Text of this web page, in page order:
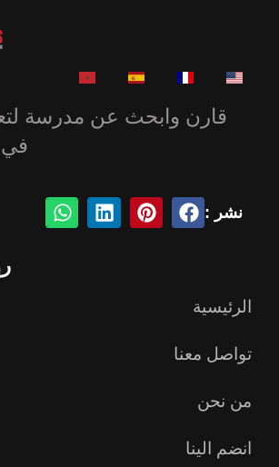
قارن وابحث عن مدرسة
في
نشر :
الرئيسية
تواصل معنا
من نحن
انضم الينا